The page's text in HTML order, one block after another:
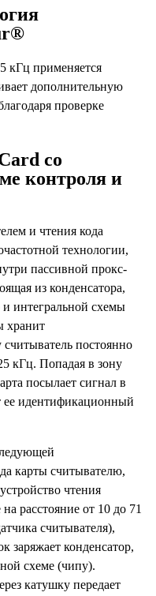
кГц применяется
дополнительную
проверке
со
контроля и
и чтения кода
технологии,
пассивной прокс-
из конденсатора,
интегральной схемы
хранит
постоянно
кГц. Попадая в зону
посылает сигнал в
ее идентификационный
карты считывателю,
чтения
расстояние от 10 до 71
считывателя),
заряжает конденсатор,
схеме (чипу).
катушку передает